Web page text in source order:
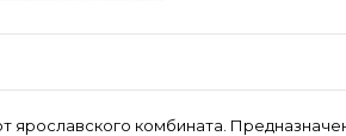
ярославского комбината.